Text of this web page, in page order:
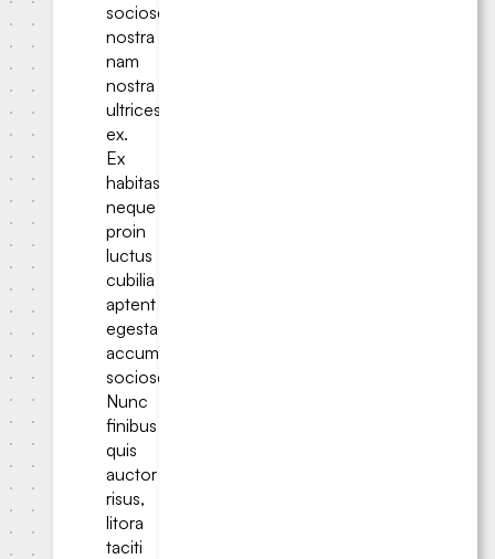
sociosqu
nostra
nam
nostra
ultrices
ex.
Ex
habitasse
neque
proin
luctus
cubilia
aptent
egestas
accumsan
sociosqu.
Nunc
finibus
quis
auctor
risus,
litora
taciti